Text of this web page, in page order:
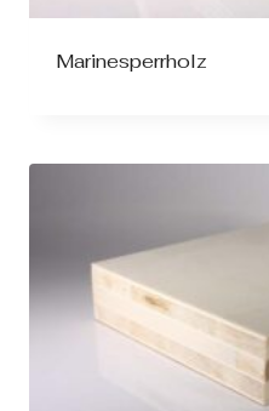
Marinesperrholz